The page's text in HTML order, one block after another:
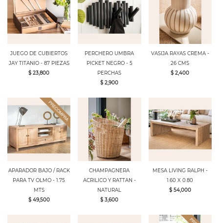
JUEGO DE CUBIERTOS
JAY TITANIO - 87 PIEZAS
$ 23,800
PERCHERO UMBRA
PICKET NEGRO - 5
PERCHAS
$ 2,900
VASIJA RAYAS CREMA -
26 CMS
$ 2,400
APARADOR BAJO / RACK
PARA TV OLMO - 1.75
MTS
$ 49,500
CHAMPAGNERA
ACRILICO Y RATTAN -
NATURAL
$ 3,600
MESA LIVING RALPH -
1.60 X 0.80
$ 54,000